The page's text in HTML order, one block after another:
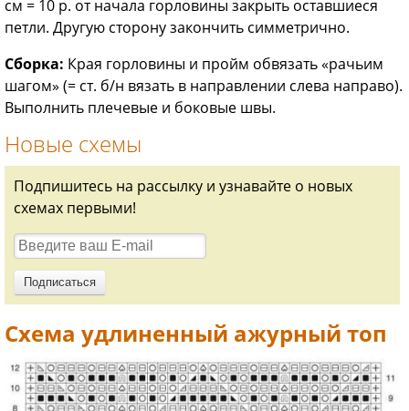
см = 10 р. от нача­ла горловины закрыть оставшиеся
петли. Другую сторону закончить симметрично.
Сборка: Края горловины и пройм обвязать «рачьим
шагом» (= ст. б/н вязать в направлении слева направо).
Выполнить плечевые и боковые швы.
Новые схемы
Подпишитесь на рассылку и узнавайте о новых
схемах первыми!
Схема удлиненный ажурный топ